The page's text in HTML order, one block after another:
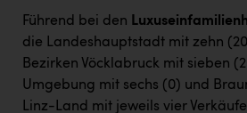
Führend bei den
die Landeshauptstadt mit zehn
Bezirken Vöcklabruck mit sieben
Umgebung mit sechs (0) und
Linz-Land mit jeweils vier